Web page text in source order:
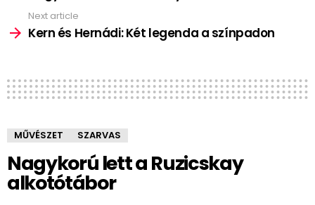
Next article
Kern és Hernádi: Két legenda a színpadon
MŰVÉSZET SZARVAS
Nagykorú lett a Ruzicskay
alkotótábor